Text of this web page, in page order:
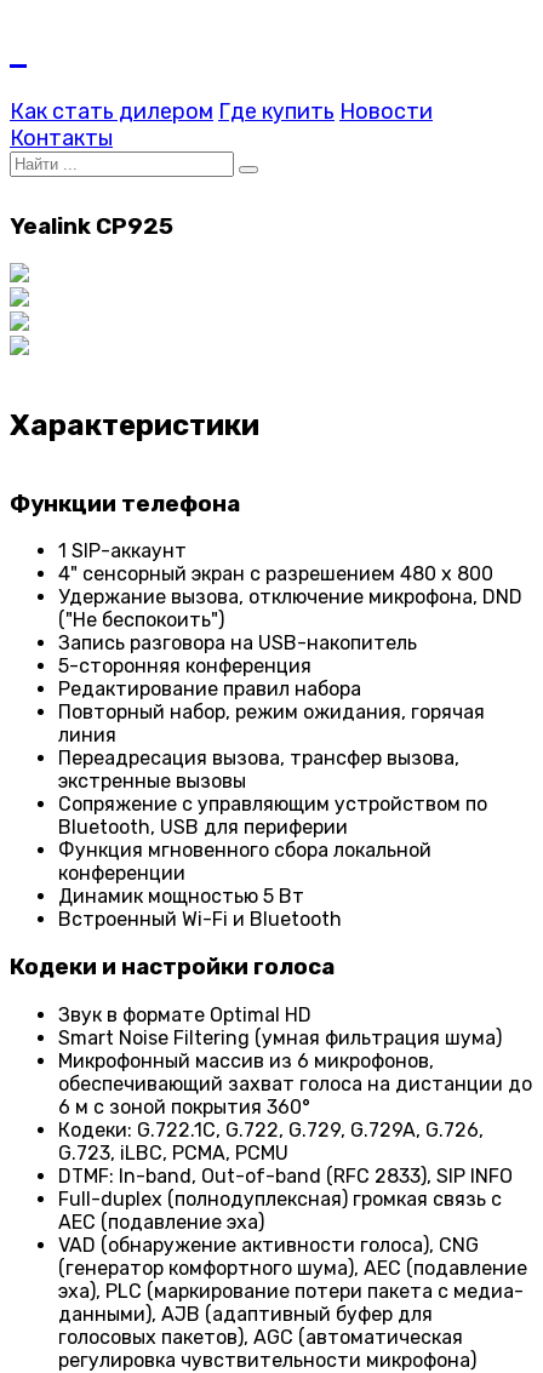
Как стать дилером Где купить Новости
Контакты
Yealink CP925
Характеристики
Функции телефона
1 SIP-аккаунт
4" сенсорный экран с разрешением 480 x 800
Удержание вызова, отключение микрофона, DND
("Не беспокоить")
Запись разговора на USB-накопитель
5-сторонняя конференция
Редактирование правил набора
Повторный набор, режим ожидания, горячая
линия
Переадресация вызова, трансфер вызова,
экстренные вызовы
Сопряжение с управляющим устройством по
Bluetooth, USB для периферии
Функция мгновенного сбора локальной
конференции
Динамик мощностью 5 Вт
Встроенный Wi-Fi и Bluetooth
Кодеки и настройки голоса
Звук в формате Optimal HD
Smart Noise Filtering (умная фильтрация шума)
Микрофонный массив из 6 микрофонов,
обеспечивающий захват голоса на дистанции до
6 м с зоной покрытия 360°
Кодеки: G.722.1C, G.722, G.729, G.729A, G.726,
G.723, iLBC, PCMA, PCMU
DTMF: In-band, Out-of-band (RFC 2833), SIP INFO
Full-duplex (полнодуплексная) громкая связь с
AEC (подавление эха)
VAD (обнаружение активности голоса), CNG
(генератор комфортного шума), AEC (подавление
эха), PLC (маркирование потери пакета с медиа-
данными), AJB (адаптивный буфер для
голосовых пакетов), AGC (автоматическая
регулировка чувствительности микрофона)